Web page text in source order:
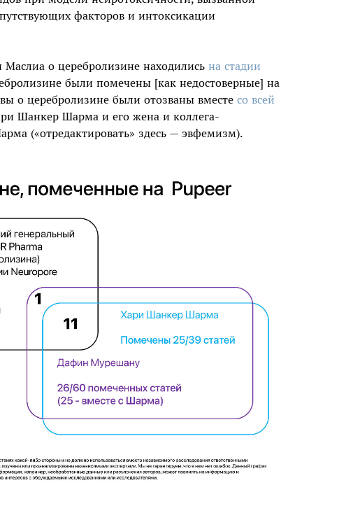
факторов и интоксикации
Маслиа о церебролизине находились на стадии
были помечены [как недостоверные] на
о церебролизине были отозваны вместе со всей
Шанкер Шарма и его жена и коллега-
(«отредактировать» здесь — эвфемизм).